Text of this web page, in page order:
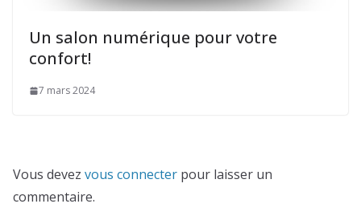
Un salon numérique pour votre
confort!
7 mars 2024
Vous devez vous connecter pour laisser un
commentaire.